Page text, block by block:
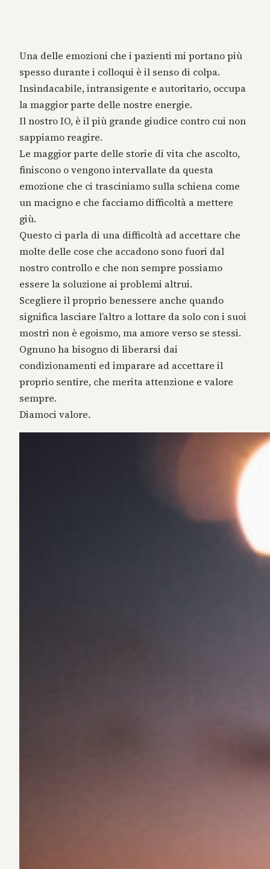
Una delle emozioni che i pazienti mi portano più
spesso durante i colloqui è il senso di colpa.
Insindacabile, intransigente e autoritario, occupa
la maggior parte delle nostre energie.
Il nostro IO, è il più grande giudice contro cui non
sappiamo reagire.
Le maggior parte delle storie di vita che ascolto,
finiscono o vengono intervallate da questa
emozione che ci trasciniamo sulla schiena come
un macigno e che facciamo difficoltà a mettere
giù.
Questo ci parla di una difficoltà ad accettare che
molte delle cose che accadono sono fuori dal
nostro controllo e che non sempre possiamo
essere la soluzione ai problemi altrui.
Scegliere il proprio benessere anche quando
significa lasciare l’altro a lottare da solo con i suoi
mostri non è egoismo, ma amore verso se stessi.
Ognuno ha bisogno di liberarsi dai
condizionamenti ed imparare ad accettare il
proprio sentire, che merita attenzione e valore
sempre.
Diamoci valore.